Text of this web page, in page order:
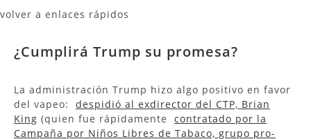
volver a enlaces rápidos
¿Cumplirá Trump su promesa?
La administración Trump hizo algo positivo en favor
del vapeo: despidió al exdirector del CTP, Brian
King (quien fue rápidamente contratado por la
Campaña por Niños Libres de Tabaco, grupo pro-